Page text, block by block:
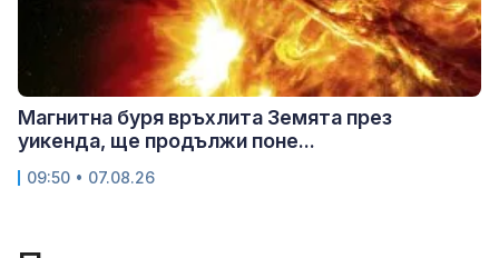
Магнитна буря връхлита Земята през
уикенда, ще продължи поне...
09:50 • 07.08.26